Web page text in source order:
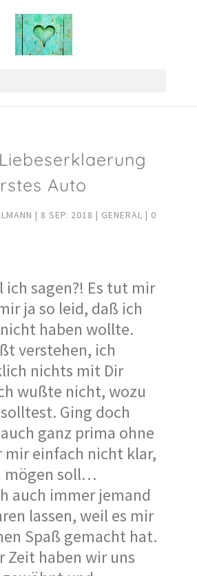
Auto
| 8 SEP. 2018 | GENERAL | 0
ich sagen?! Es tut mir
ja so leid, daß ich
haben wollte.
verstehen, ich
nichts mit Dir
wußte nicht, wozu
Ging doch
ganz prima ohne
mir einfach nicht klar,
mögen soll…
auch immer jemand
lassen, weil es mir
Spaß gemacht hat.
Zeit haben wir uns